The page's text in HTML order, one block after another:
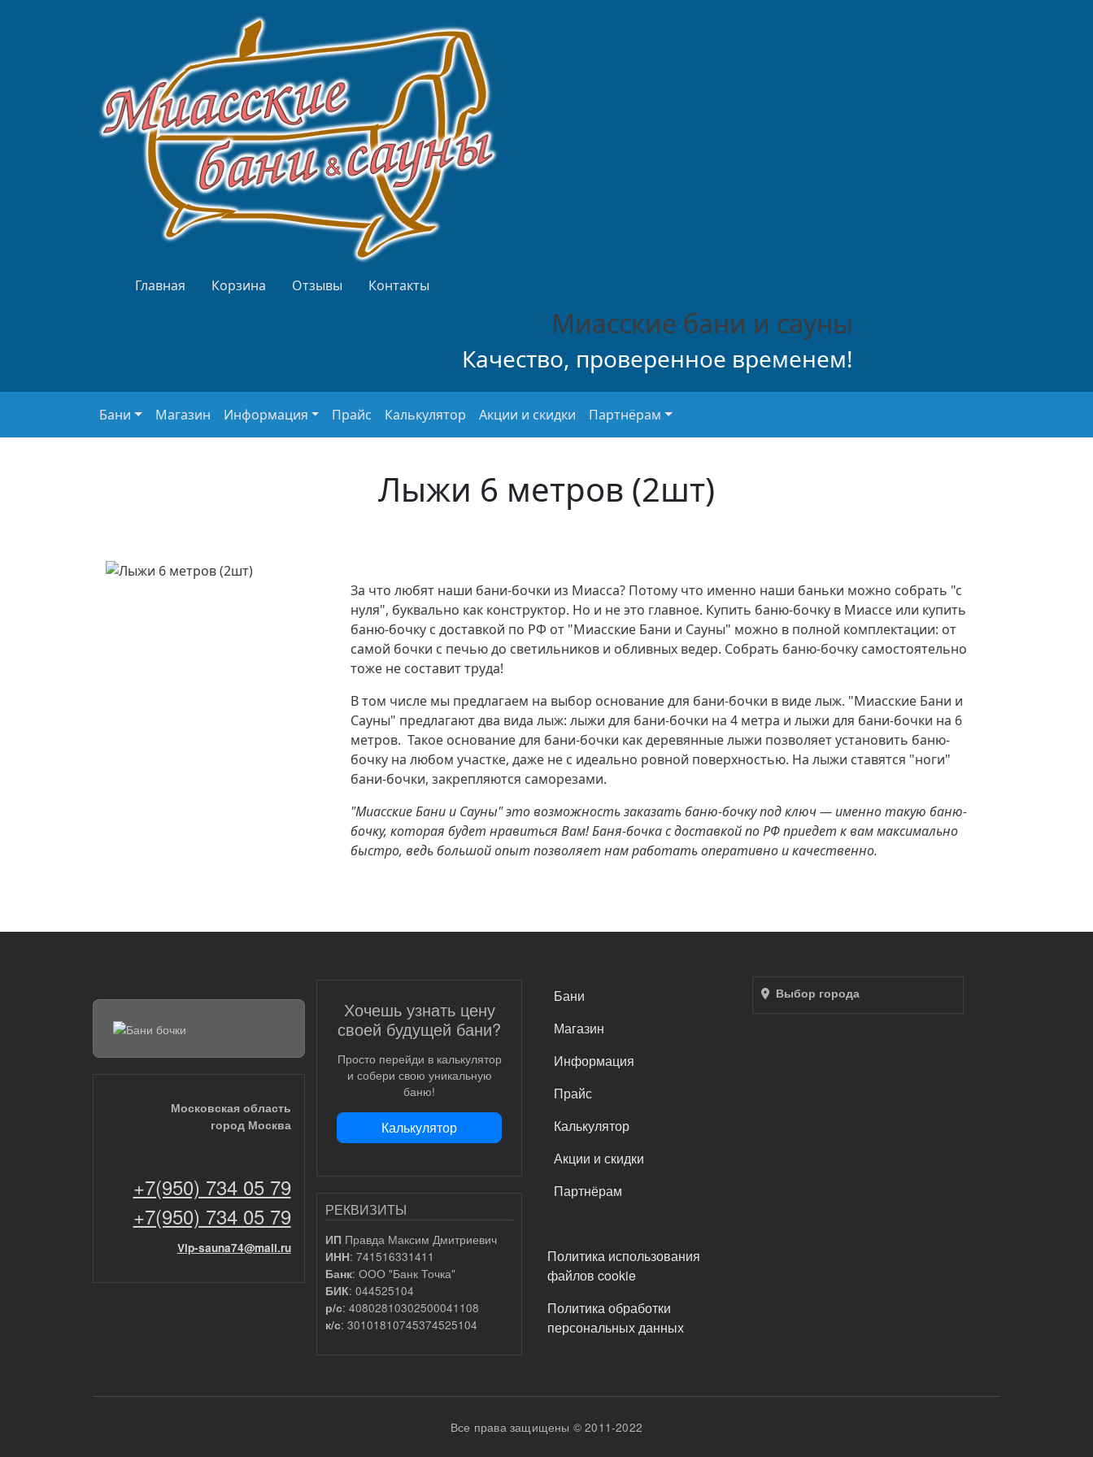
Верхнее меню
Главная Корзина Отзывы Контакты
Миасские бани и сауны
Качество, проверенное временем!
Основная навигация
Бани Магазин Информация Прайс Калькулятор Акции и скидки Партнёрам
Лыжи 6 метров (2шт)
За что любят наши бани-бочки из Миасса? Потому что именно наши баньки можно собрать "с
нуля", буквально как конструктор. Но и не это главное. Купить баню-бочку в Миассе или купить
баню-бочку с доставкой по РФ от "Миасские Бани и Сауны" можно в полной комплектации: от
самой бочки с печью до светильников и обливных ведер. Собрать баню-бочку самостоятельно
тоже не составит труда!
В том числе мы предлагаем на выбор основание для бани-бочки в виде лыж. "Миасские Бани и
Сауны" предлагают два вида лыж: лыжи для бани-бочки на 4 метра и лыжи для бани-бочки на 6
метров. Такое основание для бани-бочки как деревянные лыжи позволяет установить баню-
бочку на любом участке, даже не с идеально ровной поверхностью. На лыжи ставятся "ноги"
бани-бочки, закрепляются саморезами.
"Миасские Бани и Сауны" это возможность заказать баню-бочку под ключ — именно такую баню-
бочку, которая будет нравиться Вам! Баня-бочка с доставкой по РФ приедет к вам максимально
быстро, ведь большой опыт позволяет нам работать оперативно и качественно.
Московская область
город Москва
+7(950) 734 05 79
+7(950) 734 05 79
Vip-sauna74@mail.ru
Хочешь узнать цену
своей будущей бани?
Просто перейди в калькулятор
и собери свою уникальную
баню!
Калькулятор
РЕКВИЗИТЫ
ИП Правда Максим Дмитриевич
ИНН: 741516331411
Банк: ООО "Банк Точка"
БИК: 044525104
р/с: 40802810302500041108
к/с: 30101810745374525104
САМОЕ ВАЖНОЕ
Бани
Магазин
Информация
Прайс
Калькулятор
Акции и скидки
Партнёрам
ПОДВАЛ
Политика использования
файлов cookie
Политика обработки
персональных данных
Выбор города
Все права защищены © 2011-2022